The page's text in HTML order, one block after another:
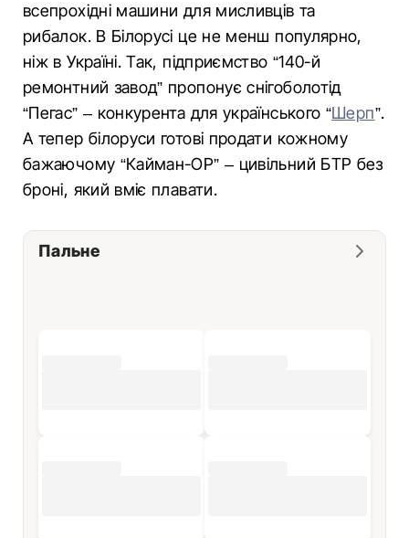
всепрохідні машини для мисливців та
рибалок. В Білорусі це не менш популярно,
ніж в Україні. Так, підприємство “140-й
ремонтний завод” пропонує снігоболотід
“Пегас” – конкурента для українського “Шерп”.
А тепер білоруси готові продати кожному
бажаючому “Кайман-ОР” – цивільний БТР без
броні, який вміє плавати.
Пальне